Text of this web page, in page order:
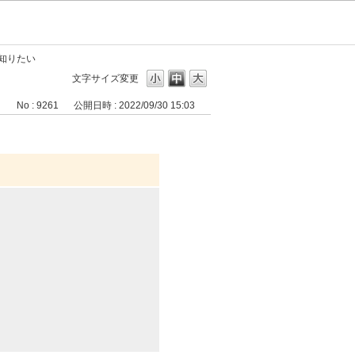
りたい
文字サイズ変更
No : 9261 公開日時 : 2022/09/30 15:03